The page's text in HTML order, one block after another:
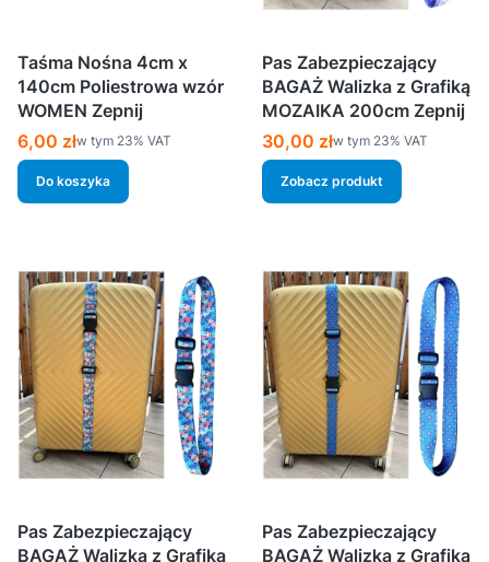
Taśma Nośna 4cm x
140cm Poliestrowa wzór
WOMEN Zepnij
Cena brutto
6,00 złw tym %s VAT
w tym 23% VAT
Do koszyka
Pas Zabezpieczający
BAGAŻ Walizka z Grafiką
MOZAIKA 200cm Zepnij
Cena brutto
30,00 złw tym %s VAT
w tym 23% VAT
Zobacz produkt
Pas Zabezpieczający
BAGAŻ Walizka z Grafiką
Pas Zabezpieczający
BAGAŻ Walizka z Grafiką